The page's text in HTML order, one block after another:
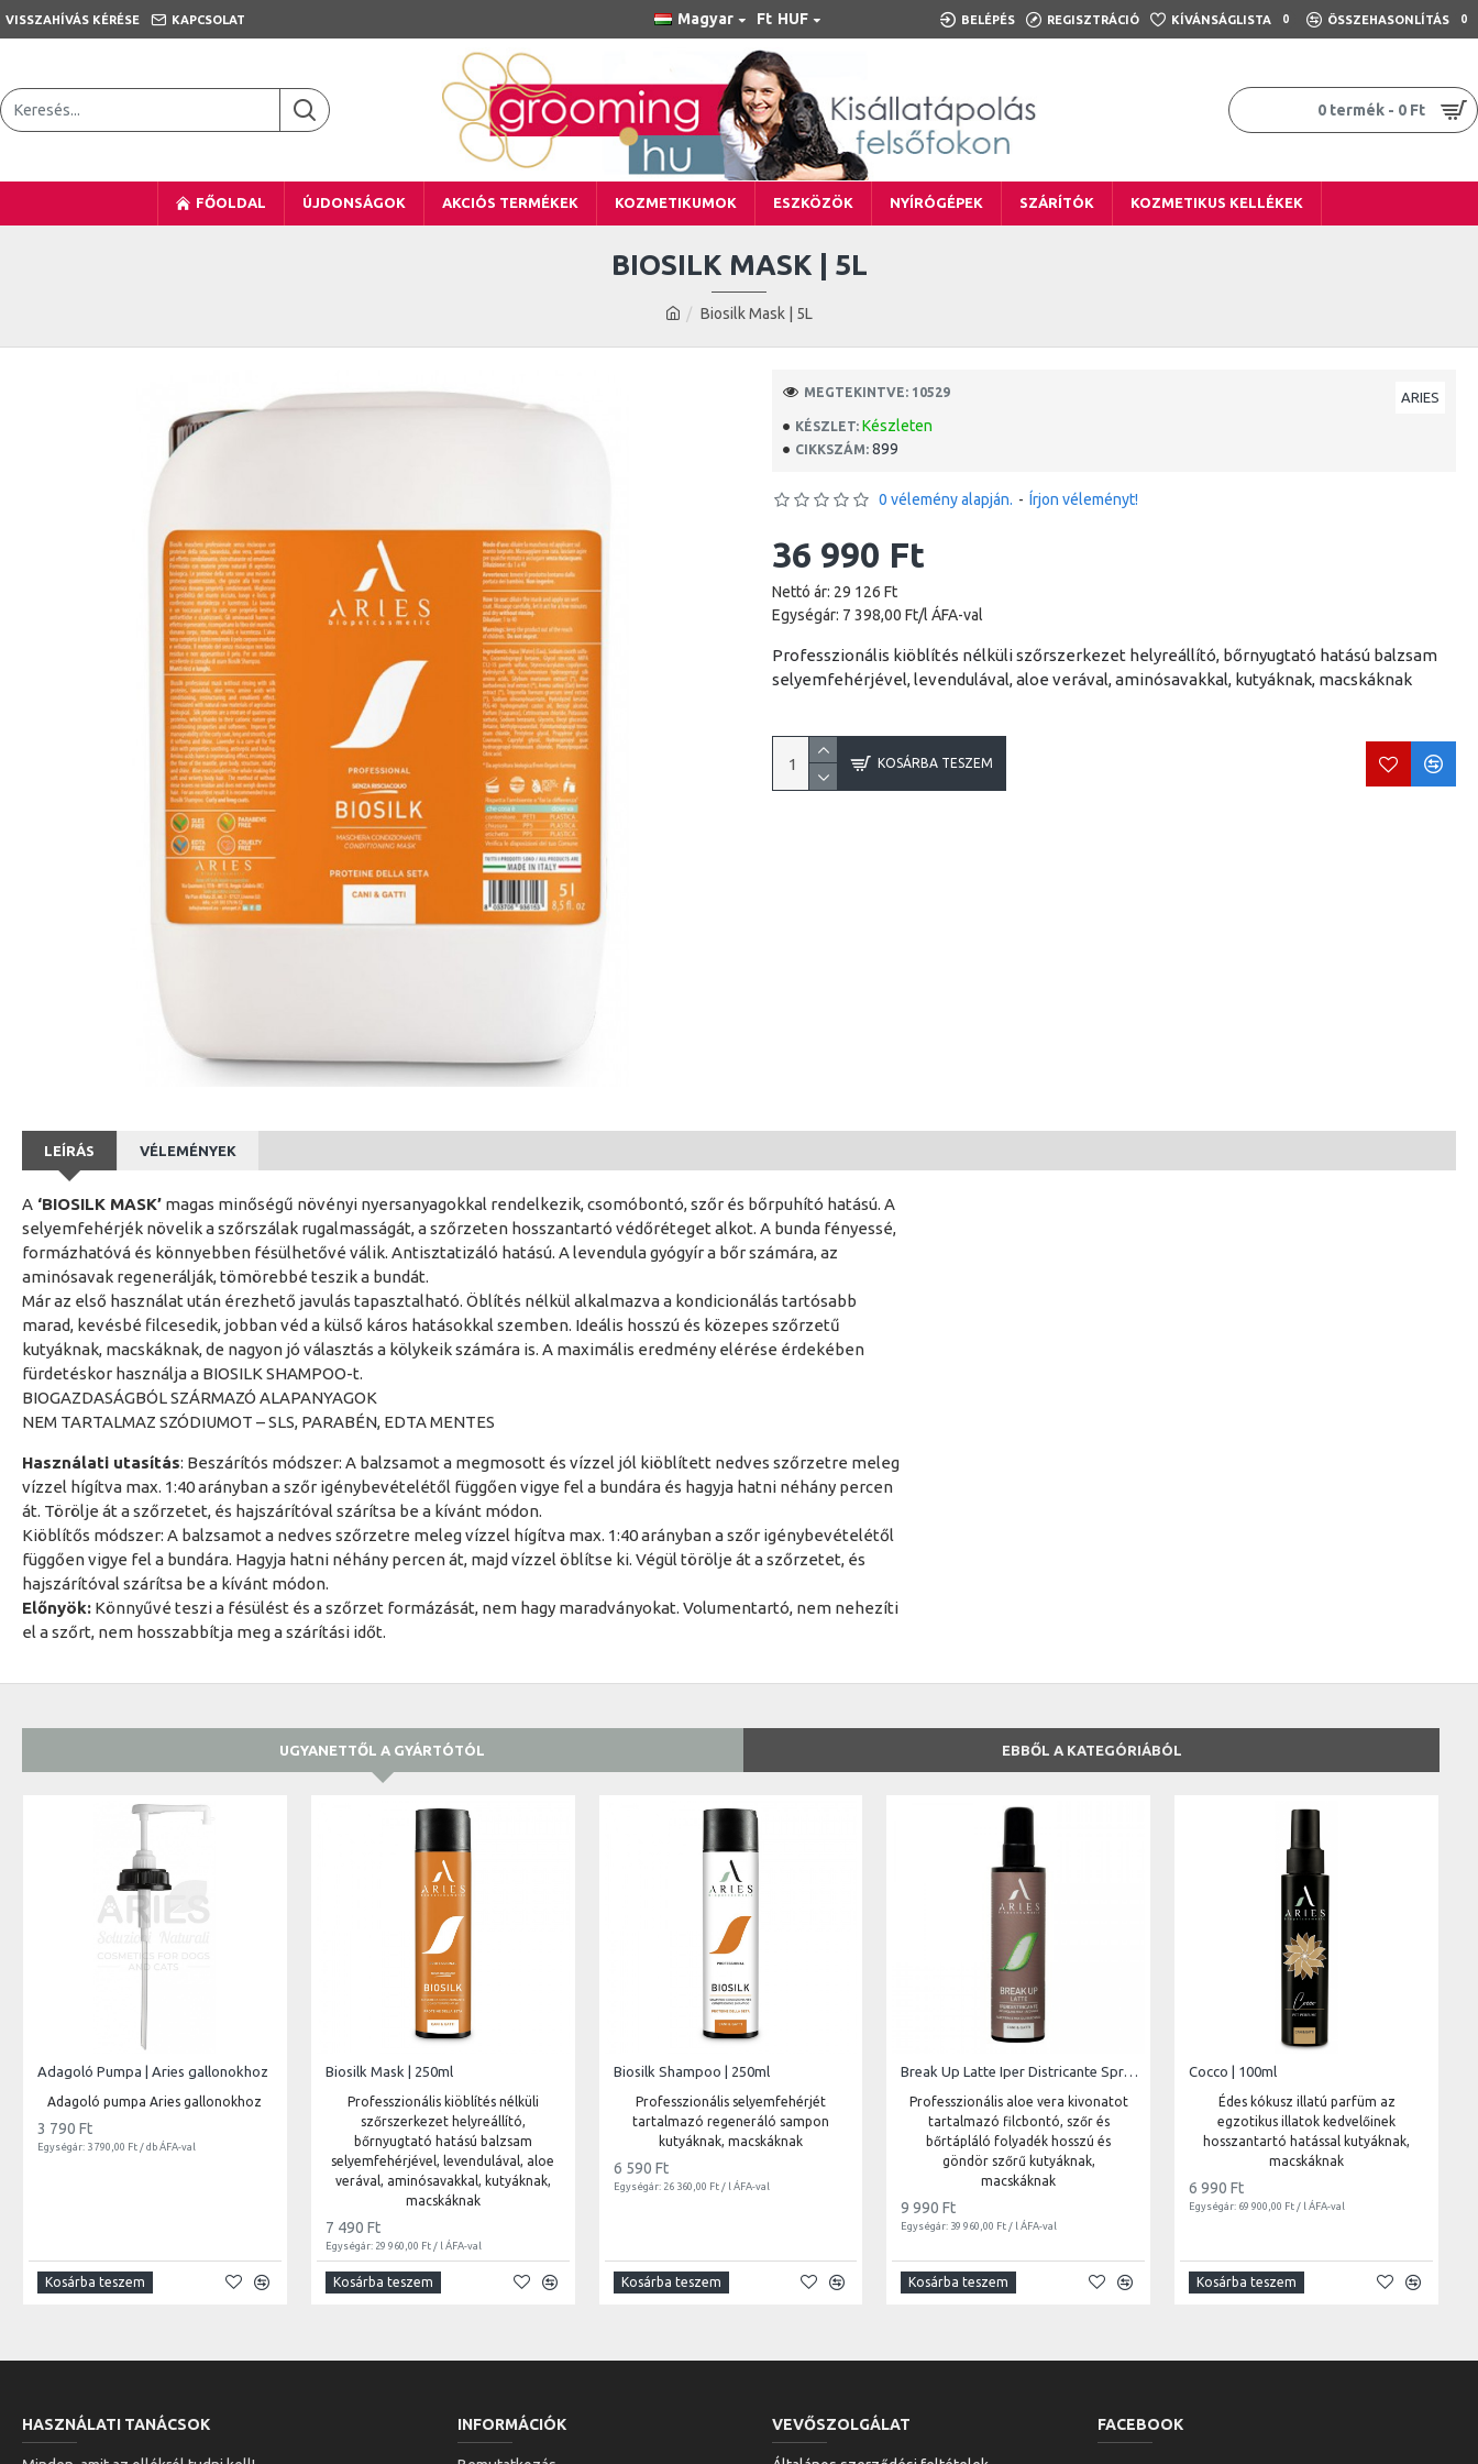
VISSZAHÍVÁS KÉRÉSE KAPCSOLAT Magyar Ft HUF BELÉPÉS REGISZTRÁCIÓ KÍVÁNSÁGLISTA 0 ÖSSZEHASONLÍTÁS 0
0 termék - 0 Ft
FŐOLDAL ÚJDONSÁGOK AKCIÓS TERMÉKEK KOZMETIKUMOK ESZKÖZÖK NYÍRÓGÉPEK SZÁRÍTÓK KOZMETIKUS KELLÉKEK
Biosilk Mask | 5L
BIOSILK MASK | 5L
KÉSZLET: Készleten
CIKKSZÁM: 899
ARIES
MEGTEKINTVE: 10529
0 vélemény alapján. - Írjon véleményt!
36 990 Ft
Nettó ár: 29 126 Ft
Egységár: 7 398,00 Ft/l ÁFA-val
Professzionális kiöblítés nélküli szőrszerkezet helyreállító, bőrnyugtató hatású balzsam
selyemfehérjével, levendulával, aloe verával, aminósavakkal, kutyáknak, macskáknak
KOSÁRBA TESZEM
LEÍRÁS VÉLEMÉNYEK
A ‘BIOSILK MASK’ magas minőségű növényi nyersanyagokkal rendelkezik, csomóbontó, szőr és bőrpuhító hatású. A
selyemfehérjék növelik a szőrszálak rugalmasságát, a szőrzeten hosszantartó védőréteget alkot. A bunda fényessé,
formázhatóvá és könnyebben fésülhetővé válik. Antisztatizáló hatású. A levendula gyógyír a bőr számára, az
aminósavak regenerálják, tömörebbé teszik a bundát.
Már az első használat után érezhető javulás tapasztalható. Öblítés nélkül alkalmazva a kondicionálás tartósabb
marad, kevésbé filcesedik, jobban véd a külső káros hatásokkal szemben. Ideális hosszú és közepes szőrzetű
kutyáknak, macskáknak, de nagyon jó választás a kölykeik számára is. A maximális eredmény elérése érdekében
fürdetéskor használja a BIOSILK SHAMPOO-t.
BIOGAZDASÁGBÓL SZÁRMAZÓ ALAPANYAGOK
NEM TARTALMAZ SZÓDIUMOT – SLS, PARABÉN, EDTA MENTES
Használati utasítás: Beszárítós módszer: A balzsamot a megmosott és vízzel jól kiöblített nedves szőrzetre meleg
vízzel hígítva max. 1:40 arányban a szőr igénybevételétől függően vigye fel a bundára és hagyja hatni néhány percen
át. Törölje át a szőrzetet, és hajszárítóval szárítsa be a kívánt módon.
Kiöblítős módszer: A balzsamot a nedves szőrzetre meleg vízzel hígítva max. 1:40 arányban a szőr igénybevételétől
függően vigye fel a bundára. Hagyja hatni néhány percen át, majd vízzel öblítse ki. Végül törölje át a szőrzetet, és
hajszárítóval szárítsa be a kívánt módon.
Előnyök: Könnyűvé teszi a fésülést és a szőrzet formázását, nem hagy maradványokat. Volumentartó, nem nehezíti
el a szőrt, nem hosszabbítja meg a szárítási időt.
UGYANETTŐL A GYÁRTÓTÓL EBBŐL A KATEGÓRIÁBÓL
Adagoló Pumpa | Aries gallonokhoz
Adagoló pumpa Aries gallonokhoz
3 790 Ft
Egységár: 3 790,00 Ft / db ÁFA-val
Kosárba teszem
Biosilk Mask | 250ml
Professzionális kiöblítés nélküli
szőrszerkezet helyreállító,
bőrnyugtató hatású balzsam
selyemfehérjével, levendulával, aloe
verával, aminósavakkal, kutyáknak,
macskáknak
7 490 Ft
Egységár: 29 960,00 Ft / l ÁFA-val
Kosárba teszem
Biosilk Shampoo | 250ml
Professzionális selyemfehérjét
tartalmazó regeneráló sampon
kutyáknak, macskáknak
6 590 Ft
Egységár: 26 360,00 Ft / l ÁFA-val
Kosárba teszem
Break Up Latte Iper Districante Spray | 250ml
Professzionális aloe vera kivonatot
tartalmazó filcbontó, szőr és
bőrtápláló folyadék hosszú és
göndör szőrű kutyáknak,
macskáknak
9 990 Ft
Egységár: 39 960,00 Ft / l ÁFA-val
Kosárba teszem
Cocco | 100ml
Édes kókusz illatú parfüm az
egzotikus illatok kedvelőinek
hosszantartó hatással kutyáknak,
macskáknak
6 990 Ft
Egységár: 69 900,00 Ft / l ÁFA-val
Kosárba teszem
HASZNÁLATI TANÁCSOK INFORMÁCIÓK VEVŐSZOLGÁLAT FACEBOOK